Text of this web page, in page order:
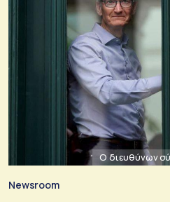
Ο διευθύνων
Newsroom